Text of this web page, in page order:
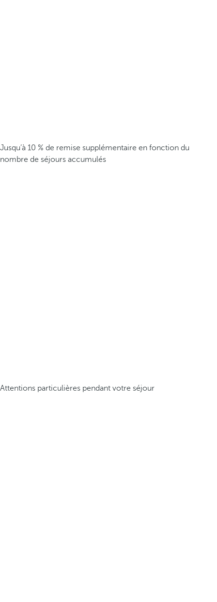
Jusqu’à 10 % de remise supplémentaire en fonction du
nombre de séjours accumulés
Attentions particulières pendant votre séjour